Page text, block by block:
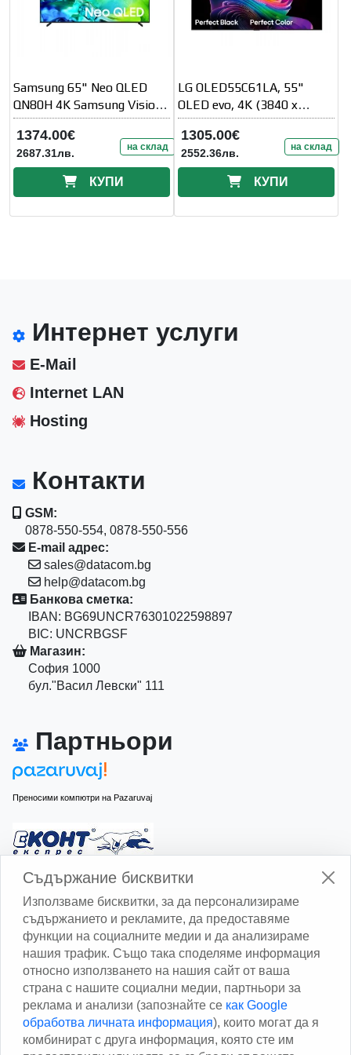
Samsung 65" Neo QLED
QN80H 4K Samsung Vision
AI Smart TV (2026)
1374.00€
2687.31лв. на склад
КУПИ
LG OLED55C61LA, 55"
OLED evo, 4K (3840 x
2160), DVB-C/T2/S2, Alpha
11 AI 4K
1305.00€
2552.36лв. на склад
КУПИ
Интернет услуги
E-Mail
Internet LAN
Hosting
Контакти
GSM:
0878-550-554, 0878-550-556
E-mail адрес:
sales@datacom.bg
help@datacom.bg
Банкова сметка:
IBAN: BG69UNCR76301022598897
BIC: UNCRBGSF
Магазин:
София 1000
бул."Васил Левски" 111
Партньори
Преносими компютри на Pazaruvaj
Изчисли доставката с Еконт
Изчисли доставката със Спиди
Facebook
Съдържание бисквитки
Използваме бисквитки, за да персонализираме
съдържанието и рекламите, да предоставяме
функции на социалните медии и да анализираме
нашия трафик. Също така споделяме информация
относно използването на нашия сайт от ваша
страна с нашите социални медии, партньори за
реклама и анализи (запознайте се как Google
обработва личната информация), които могат да я
комбинират с друга информация, която сте им